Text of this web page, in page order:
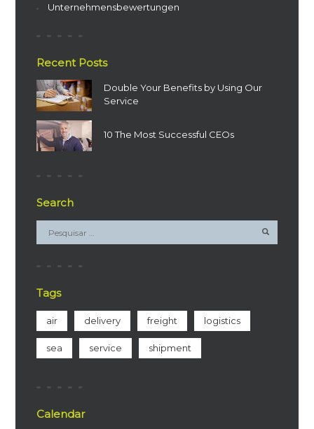
Unternehmensbewertungen
Recent Posts
Double Your Benefits by Using Our
Service
10 The Most Successful CEOs
Search
Tags
air delivery freight logistics
sea service shipment
Calendar